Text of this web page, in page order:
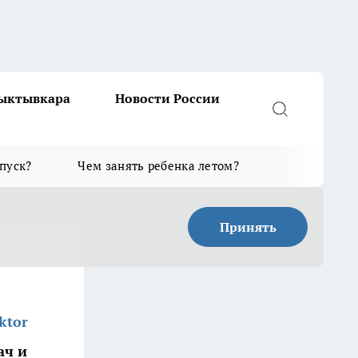
Новости России
Чем занять ребенка летом?
Принять
и